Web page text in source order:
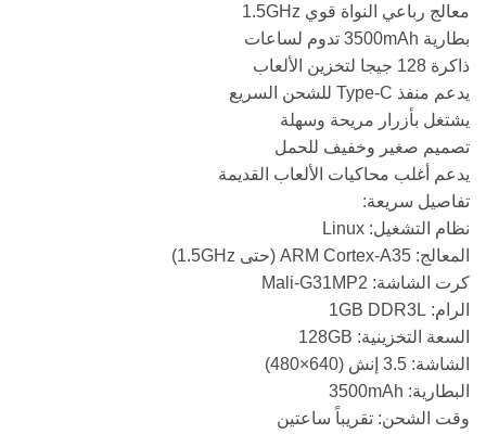
معالج رباعي النواة قوي 1.5GHz
بطارية 3500mAh تدوم لساعات
ذاكرة 128 جيجا لتخزين الألعاب
يدعم منفذ Type-C للشحن السريع
يشتغل بأزرار مريحة وسهلة
تصميم صغير وخفيف للحمل
يدعم أغلب محاكيات الألعاب القديمة
تفاصيل سريعة:
نظام التشغيل: Linux
المعالج: ARM Cortex-A35 (حتى 1.5GHz)
كرت الشاشة: Mali-G31MP2
الرام: 1GB DDR3L
السعة التخزينية: 128GB
الشاشة: 3.5 إنش (640×480)
البطارية: 3500mAh
وقت الشحن: تقريباً ساعتين